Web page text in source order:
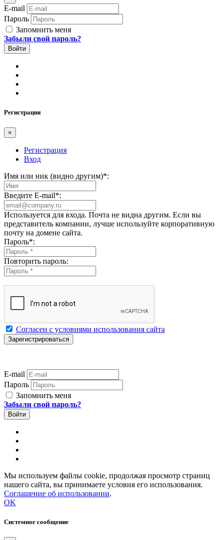
E-mail
Пароль
Запомнить меня
Забыли свой пароль?
Регистрация
×
Регистрация
Вход
Имя или ник (видно другим)*:
Введите E-mail*:
Используется для входа. Почта не видна другим. Если вы
представитель компании, лучше используйте корпоративную
почту на домене сайта.
Пароль*:
Повторить пароль:
Согласен с условиями использования сайта
E-mail
Пароль
Запомнить меня
Забыли свой пароль?
Мы используем файлы cookie, продолжая просмотр страниц
нашего сайта, вы принимаете условия его использования.
Соглашение об использовании.
OK
Системное сообщение